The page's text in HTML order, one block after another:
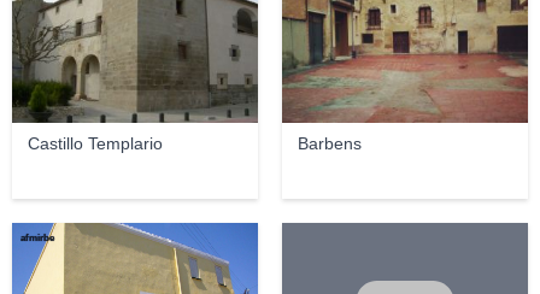
Castillo Templario Barbens
afmirbe